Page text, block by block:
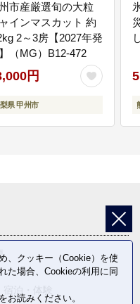
市産厳選旬の大粒
インマスカット 約
2～3房【2027年発
（MG）B12-472
円
県 甲州市
、クッキー（Cookie）を使
た場合、Cookieの利用に同
をお読みください。